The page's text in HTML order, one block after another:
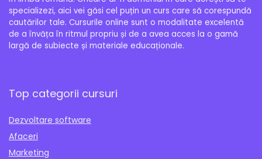
specializezi, aici vei găsi cel puțin un curs care să corespundă
cautărilor tale. Cursurile online sunt o modalitate excelentă
de a învăța în ritmul propriu și de a avea acces la o gamă
largă de subiecte și materiale educaționale.
Top categorii cursuri
Dezvoltare software
Afaceri
Marketing